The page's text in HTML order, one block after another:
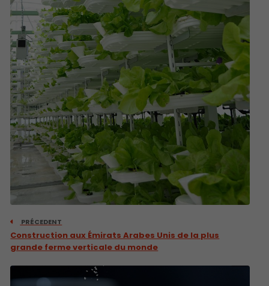
PRÉCEDENT
Construction aux Émirats Arabes Unis de la plus
grande ferme verticale du monde